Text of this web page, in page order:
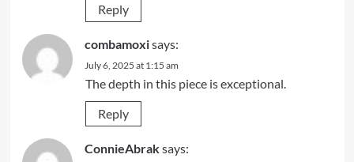
Reply
combamoxisays:
July 6, 2025 at 1:15 am
The depth in this piece is exceptional.
Reply
ConnieAbraksays: